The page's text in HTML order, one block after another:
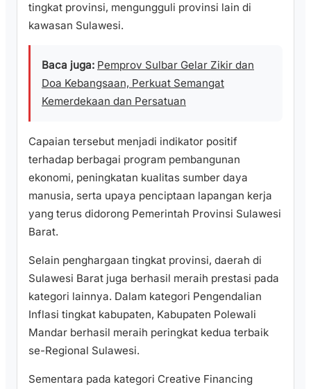
tingkat provinsi, mengungguli provinsi lain di
kawasan Sulawesi.
Baca juga: Pemprov Sulbar Gelar Zikir dan
Doa Kebangsaan, Perkuat Semangat
Kemerdekaan dan Persatuan
Capaian tersebut menjadi indikator positif
terhadap berbagai program pembangunan
ekonomi, peningkatan kualitas sumber daya
manusia, serta upaya penciptaan lapangan kerja
yang terus didorong Pemerintah Provinsi Sulawesi
Barat.
Selain penghargaan tingkat provinsi, daerah di
Sulawesi Barat juga berhasil meraih prestasi pada
kategori lainnya. Dalam kategori Pengendalian
Inflasi tingkat kabupaten, Kabupaten Polewali
Mandar berhasil meraih peringkat kedua terbaik
se-Regional Sulawesi.
Sementara pada kategori Creative Financing